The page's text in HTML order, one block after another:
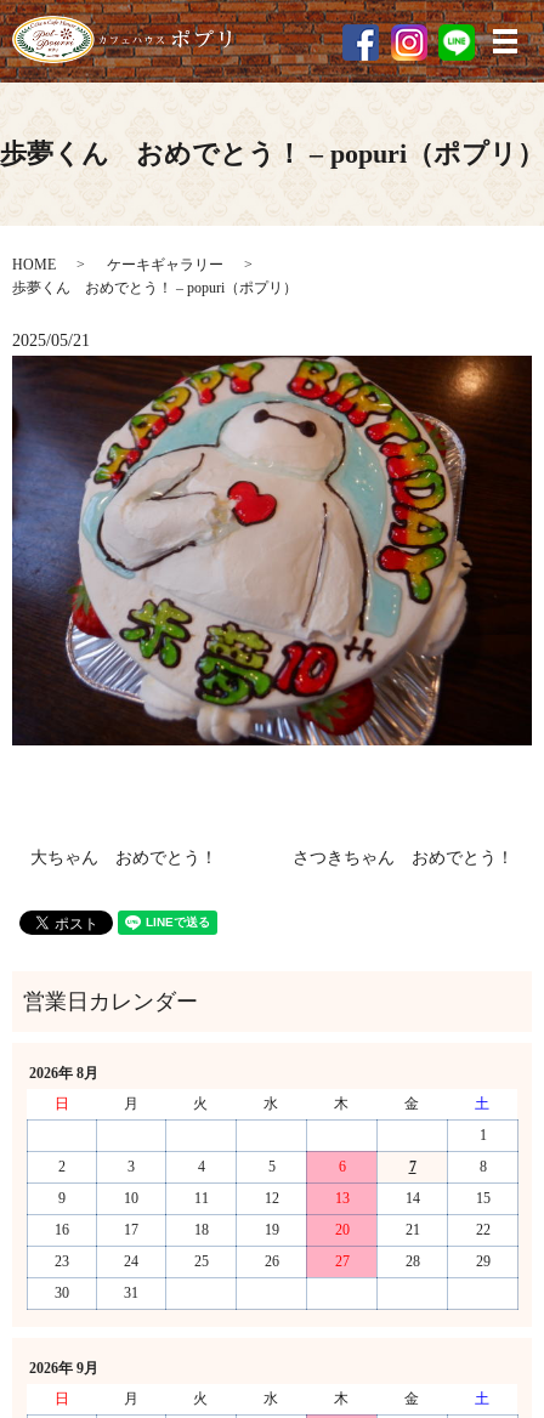
メ
歩夢くん おめでとう！ – popuri（ポプリ）
HOME
ケーキギャラリー
歩夢くん おめでとう！ – popuri（ポプリ）
2025/05/21
大ちゃん おめでとう！ さつきちゃん おめでとう！
2026年 8月
日
月 火 水 木 金
土
1
2
3 4 5 6 7
8
9
10 11 12 13 14
15
16
17 18 19 20 21
22
23
24 25 26 27 28
29
30
31
2026年 9月
日
月 火 水 木 金
土